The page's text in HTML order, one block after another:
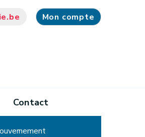
Mon compte
Contact